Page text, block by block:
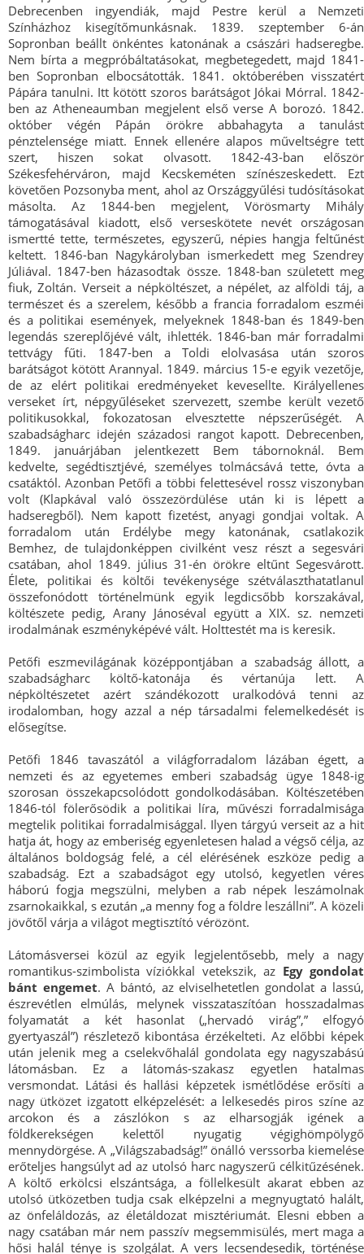
Debrecenben ingyendiák, majd Pestre kerül a Nemzeti
Színházhoz kisegítőmunkásnak. 1839. szeptember 6-án
Sopronban beállt önkéntes katonának a császári hadseregbe.
Nem bírta a megpróbáltatásokat, megbetegedett, majd 1841-
ben Sopronban elbocsátották. 1841. októberében visszatért
Pápára tanulni. Itt kötött szoros barátságot Jókai Mórral. 1842-
ben az Atheneaumban megjelent első verse A borozó. 1842.
október végén Pápán örökre abbahagyta a tanulást
pénztelensége miatt. Ennek ellenére alapos műveltségre tett
szert, hiszen sokat olvasott. 1842-43-ban először
Székesfehérváron, majd Kecskeméten színészeskedett. Ezt
követően Pozsonyba ment, ahol az Országgyűlési tudósításokat
másolta. Az 1844-ben megjelent, Vörösmarty Mihály
támogatásával kiadott, első verseskötete nevét országosan
ismertté tette, természetes, egyszerű, népies hangja feltűnést
keltett. 1846-ban Nagykárolyban ismerkedett meg Szendrey
Júliával. 1847-ben házasodtak össze. 1848-ban született meg
fiuk, Zoltán. Verseit a népköltészet, a népélet, az alföldi táj, a
természet és a szerelem, később a francia forradalom eszméi
és a politikai események, melyeknek 1848-ban és 1849-ben
legendás szereplőjévé vált, ihlették. 1846-ban már forradalmi
tettvágy fűti. 1847-ben a Toldi elolvasása után szoros
barátságot kötött Arannyal. 1849. március 15-e egyik vezetője,
de az elért politikai eredményeket kevesellte. Királyellenes
verseket írt, népgyűléseket szervezett, szembe került vezető
politikusokkal, fokozatosan elvesztette népszerűségét. A
szabadságharc idején századosi rangot kapott. Debrecenben,
1849. januárjában jelentkezett Bem tábornoknál. Bem
kedvelte, segédtisztjévé, személyes tolmácsává tette, óvta a
csatáktól. Azonban Petőfi a többi felettesével rossz viszonyban
volt (Klapkával való összezördülése után ki is lépett a
hadseregből). Nem kapott fizetést, anyagi gondjai voltak. A
forradalom után Erdélybe megy katonának, csatlakozik
Bemhez, de tulajdonképpen civilként vesz részt a segesvári
csatában, ahol 1849. július 31-én örökre eltűnt Segesvárott.
Élete, politikai és költői tevékenysége szétválaszthatatlanul
összefonódott történelmünk egyik legdicsőbb korszakával,
költészete pedig, Arany Jánoséval együtt a XIX. sz. nemzeti
irodalmának eszményképévé vált. Holttestét ma is keresik.
Petőfi eszmevilágának középpontjában a szabadság állott, a
szabadságharc költő-katonája és vértanúja lett. A
népköltészetet azért szándékozott uralkodóvá tenni az
irodalomban, hogy azzal a nép társadalmi felemelkedését is
elősegítse.
Petőfi 1846 tavaszától a világforradalom lázában égett, a
nemzeti és az egyetemes emberi szabadság ügye 1848-ig
szorosan összekapcsolódott gondolkodásában. Költészetében
1846-tól fölerősödik a politikai líra, művészi forradalmisága
megtelik politikai forradalmisággal. Ilyen tárgyú verseit az a hit
hatja át, hogy az emberiség egyenletesen halad a végső célja, az
általános boldogság felé, a cél elérésének eszköze pedig a
szabadság. Ezt a szabadságot egy utolsó, kegyetlen véres
háború fogja megszülni, melyben a rab népek leszámolnak
zsarnokaikkal, s ezután „a menny fog a földre leszállni”. A közeli
jövőtől várja a világot megtisztító vérözönt.
Látomásversei közül az egyik legjelentősebb, mely a nagy
romantikus-szimbolista víziókkal vetekszik, az Egy gondolat
bánt engemet. A bántó, az elviselhetetlen gondolat a lassú,
észrevétlen elmúlás, melynek visszataszítóan hosszadalmas
folyamatát a két hasonlat („hervadó virág”,” elfogyó
gyertyaszál”) részletező kibontása érzékelteti. Az előbbi képek
után jelenik meg a cselekvőhalál gondolata egy nagyszabású
látomásban. Ez a látomás-szakasz egyetlen hatalmas
versmondat. Látási és hallási képzetek ismétlődése erősíti a
nagy ütközet izgatott elképzelését: a lelkesedés piros színe az
arcokon és a zászlókon s az elharsogják igének a
földkerekségen kelettől nyugatig végighömpölygő
mennydörgése. A „Világszabadság!” önálló verssorba kiemelése
erőteljes hangsúlyt ad az utolsó harc nagyszerű célkitűzésének.
A költő erkölcsi elszántsága, a föllelkesült akarat ebben az
utolsó ütközetben tudja csak elképzelni a megnyugtató halált,
az önfeláldozás, az életáldozat misztériumát. Elesni ebben a
nagy csatában már nem passzív megsemmisülés, mert maga a
hősi halál ténye is szolgálat. A vers lecsendesedik, történése